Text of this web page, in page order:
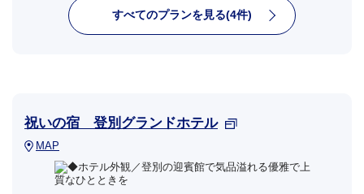
すべてのプランを見る(4件)
祝いの宿 登別グランドホテル
MAP